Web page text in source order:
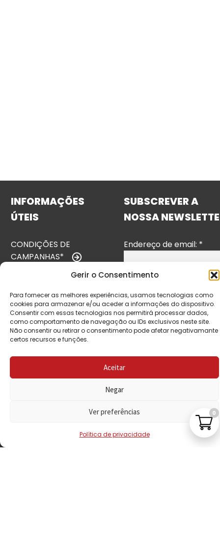
Gerir o Consentimento
Para fornecer as melhores experiências, usamos tecnologias como
cookies para armazenar e/ou aceder a informações do dispositivo.
Consentir com essas tecnologias nos permitirá processar dados,
como comportamento de navegação ou IDs exclusivos neste site.
Não consentir ou retirar o consentimento pode afetar negativamante
certos recursos e funções.
Aceitar
Negar
Ver preferências
Política de privacidade
INFORMAÇÕES
ÚTEIS
CONDIÇÕES DE
CAMPANHAS*
POLÍTICA DE
PRIVACIDADE
POLÍTICA DE
REEMBOLSO
LIVRO DE
SUBSCREVER A
NOSSA
Endereço de email: *
0